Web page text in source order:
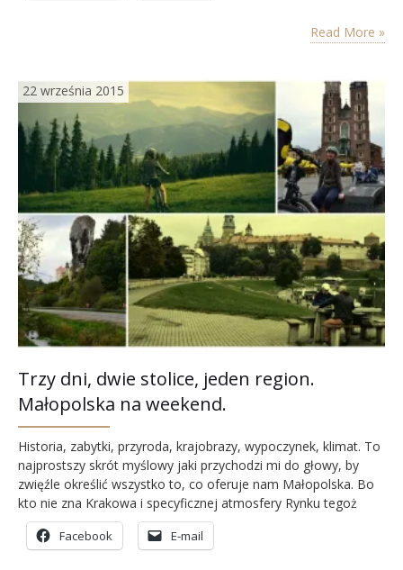
Read More »
22 września 2015
Trzy dni, dwie stolice, jeden region.
Małopolska na weekend.
Historia, zabytki, przyroda, krajobrazy, wypoczynek, klimat. To
najprostszy skrót myślowy jaki przychodzi mi do głowy, by
zwięźle określić wszystko to, co oferuje nam Małopolska. Bo
kto nie zna Krakowa i specyficznej atmosfery Rynku tegoż
miasta? Kto nie słyszał hejnału z Wieży Mariackiej (jeśli nie
prosto z wieży to z Programu I Polskiego Radia)? Kto nie wie,
Facebook E-mail